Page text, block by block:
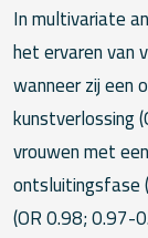
In multivariate
het ervaren van
wanneer zij een
kunstverlossing
vrouwen met
ontsluitingsfase
(OR 0.98; 0.97-